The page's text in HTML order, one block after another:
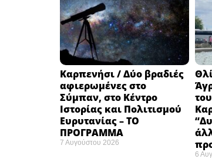
Καρπενήσι / Δύο βραδιές
αφιερωμένες στο
Σύμπαν, στο Κέντρο
Ιστορίας και Πολιτισμού
Ευρυτανίας – ΤΟ
ΠΡΟΓΡΑΜΜΑ
7 Αυγούστου 2026
6